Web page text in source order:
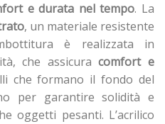
e durata nel tempo. La
, un materiale resistente
è realizzata in
che assicuracomfort e
che formano il fondo del
per garantire solidità e
oggetti pesanti. L’acrilico